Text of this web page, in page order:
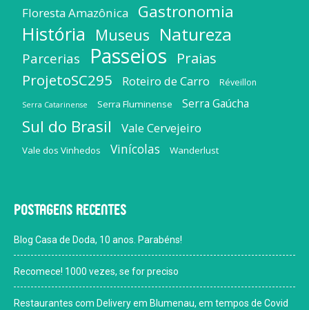
Floresta Amazônica Gastronomia
História Museus Natureza
Parcerias Passeios
Praias
ProjetoSC295
Roteiro de Carro Réveillon
Serra Catarinense Serra Fluminense Serra Gaúcha
Sul do Brasil Vale Cervejeiro
Vale dos Vinhedos Vinícolas Wanderlust
Postagens recentes
Blog Casa de Doda, 10 anos. Parabéns!
Recomece! 1000 vezes, se for preciso
Restaurantes com Delivery em Blumenau, em tempos de Covid